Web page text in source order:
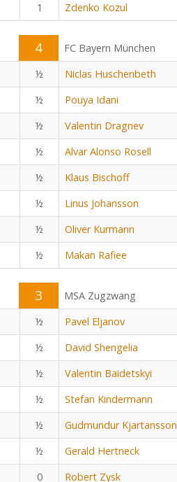
1 Zdenko Kozul
4
FC Bayern München
½ Niclas Huschenbeth
½ Pouya Idani
½ Valentin Dragnev
½ Alvar Alonso Rosell
½ Klaus Bischoff
½ Linus Johansson
½ Oliver Kurmann
½ Makan Rafiee
3
MSA Zugzwang
½ Pavel Eljanov
½ David Shengelia
½ Valentin Baidetskyi
½ Stefan Kindermann
½ Gudmundur Kjartansson
½ Gerald Hertneck
0 Robert Zysk